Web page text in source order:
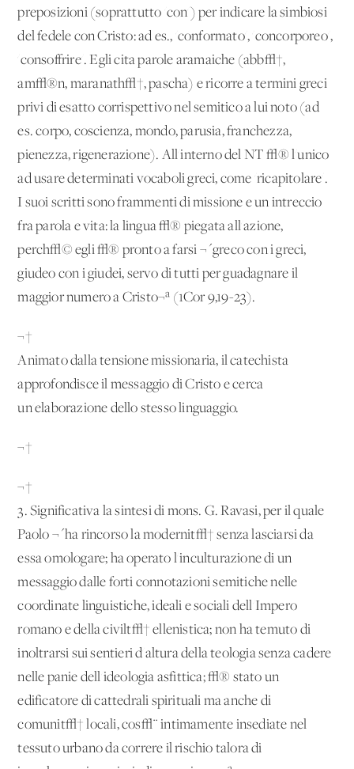
preposizioni (soprattutto 'con') per indicare la simbiosi
del fedele con Cristo: ad es., 'conformato', 'concorporeo',
'consoffrire'. Egli cita parole aramaiche (abb√†,
am√®n, maranath√†, pascha) e ricorre a termini greci
privi di esatto corrispettivo nel semitico a lui noto (ad
es. corpo, coscienza, mondo, parusia, franchezza,
pienezza, rigenerazione). All'interno del NT √® l'unico
ad usare determinati vocaboli greci, come 'ricapitolare'.
I suoi scritti sono frammenti di missione e un intreccio
fra parola e vita: la lingua √® piegata all'azione,
perch√© egli √® pronto a farsi ¬´greco con i greci,
giudeo con i giudei, servo di tutti per guadagnare il
maggior numero a Cristo¬ª (1Cor 9,19-23).
¬†
Animato dalla tensione missionaria, il catechista
approfondisce il messaggio di Cristo e cerca
un'elaborazione dello stesso linguaggio.
¬†
¬†
3. Significativa la sintesi di mons. G. Ravasi, per il quale
Paolo ¬´ha rincorso la modernit√† senza lasciarsi da
essa omologare; ha operato l'inculturazione di un
messaggio dalle forti connotazioni semitiche nelle
coordinate linguistiche, ideali e sociali dell'Impero
romano e della civilt√† ellenistica; non ha temuto di
inoltrarsi sui sentieri d'altura della teologia senza cadere
nelle panie dell'ideologia asfittica; √® stato un
edificatore di cattedrali spirituali ma anche di
comunit√† locali, cos√¨ intimamente insediate nel
tessuto urbano da correre il rischio talora di